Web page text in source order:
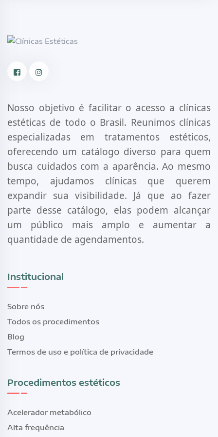
Nosso objetivo é facilitar o acesso a clínicas
estéticas de todo o Brasil. Reunimos clínicas
especializadas em tratamentos estéticos,
oferecendo um catálogo diverso para quem
busca cuidados com a aparência. Ao mesmo
tempo, ajudamos clínicas que querem
expandir sua visibilidade. Já que ao fazer
parte desse catálogo, elas podem alcançar
um público mais amplo e aumentar a
quantidade de agendamentos.
Institucional
Sobre nós
Todos os procedimentos
Blog
Termos de uso e política de privacidade
Procedimentos estéticos
Acelerador metabólico
Alta frequência